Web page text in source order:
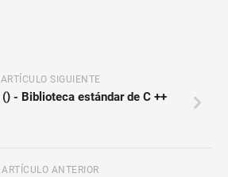
ARTÍCULO SIGUIENTE
- Biblioteca estándar de C ++
ARTÍCULO ANTERIOR